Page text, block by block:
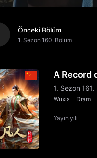
Önceki Bölüm
1. Sezon 160. Bölüm
A Record
1. Sezon 161.
Wuxia Dram
Yayın yılı